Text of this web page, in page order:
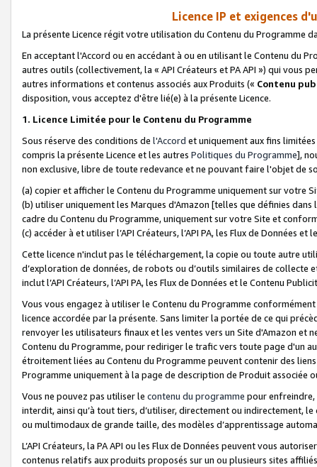
Licence IP et exigences
La présente Licence régit votre utilisation du Contenu du Programme
En acceptant l'Accord ou en accédant à ou en utilisant le Contenu du
autres outils (collectivement, la « API Créateurs et PA API ») qui vous
autres informations et contenus associés aux Produits (« Contenu
disposition, vous acceptez d'être lié(e) à la présente Licence.
1. Licence Limitée pour le Contenu du Programme
Sous réserve des conditions de l'Accord et uniquement aux fins
compris la présente Licence et les autres Politiques du Programme],
non exclusive, libre de toute redevance et ne pouvant faire l'objet de
(a) copier et afficher le Contenu du Programme uniquement sur votre
(b) utiliser uniquement les Marques d'Amazon [telles que définies dans
cadre du Contenu du Programme, uniquement sur votre Site et
(c) accéder à et utiliser l’API Créateurs, l’API PA, les Flux de Données
Cette licence n'inclut pas le téléchargement, la copie ou toute autre
d’exploration de données, de robots ou d’outils similaires de
inclut l’API Créateurs, l’API PA, les Flux de Données et le Contenu
Vous vous engagez à utiliser le Contenu du Programme
licence accordée par la présente. Sans limiter la portée de ce qui
renvoyer les utilisateurs finaux et les ventes vers un Site d'Amazon et
Contenu du Programme, pour rediriger le trafic vers toute page d'un
étroitement liées au Contenu du Programme peuvent contenir des
Programme uniquement à la page de description de Produit associée
Vous ne pouvez pas utiliser le contenu du programme pour
interdit, ainsi qu’à tout tiers, d’utiliser, directement ou indirectement,
ou multimodaux de grande taille, des modèles d’apprentissage
L’API Créateurs, la PA API ou les Flux de Données peuvent vous
contenus relatifs aux produits proposés sur un ou plusieurs sites